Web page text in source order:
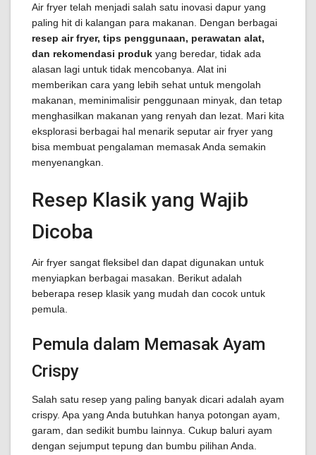
Air fryer telah menjadi salah satu inovasi dapur yang
paling hit di kalangan para makanan. Dengan berbagai
resep air fryer, tips penggunaan, perawatan alat,
dan rekomendasi produk yang beredar, tidak ada
alasan lagi untuk tidak mencobanya. Alat ini
memberikan cara yang lebih sehat untuk mengolah
makanan, meminimalisir penggunaan minyak, dan tetap
menghasilkan makanan yang renyah dan lezat. Mari kita
eksplorasi berbagai hal menarik seputar air fryer yang
bisa membuat pengalaman memasak Anda semakin
menyenangkan.
Resep Klasik yang Wajib
Dicoba
Air fryer sangat fleksibel dan dapat digunakan untuk
menyiapkan berbagai masakan. Berikut adalah
beberapa resep klasik yang mudah dan cocok untuk
pemula.
Pemula dalam Memasak Ayam
Crispy
Salah satu resep yang paling banyak dicari adalah ayam
crispy. Apa yang Anda butuhkan hanya potongan ayam,
garam, dan sedikit bumbu lainnya. Cukup baluri ayam
dengan sejumput tepung dan bumbu pilihan Anda.